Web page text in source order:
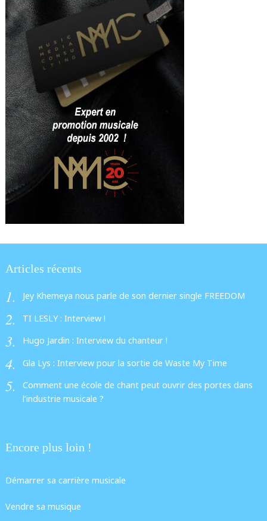
Articles récents
Jey Khemeya nous parle de son dernier single FREEDOM
TI LESLY : Interview !
Hugo Jardin : Interview du chanteur !
Gla Lys : Interview pour la sortie de Waste My Time
Comment une école de chant peut ouvrir des portes dans
l’industrie musicale ?
Encore plus loin !
Démarrer sa carrière musicale
Vendre sa musique